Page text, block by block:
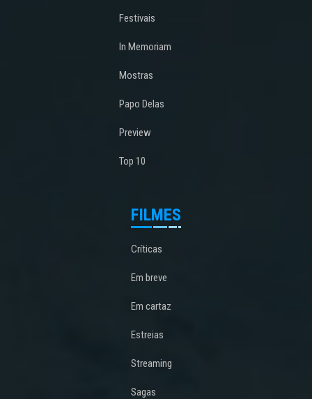
Festivais
In Memoriam
Mostras
Papo Delas
Preview
Top 10
FILMES
Críticas
Em breve
Em cartaz
Estreias
Streaming
Sagas